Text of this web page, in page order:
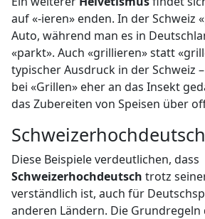
auf «-ieren» enden. In der Schweiz
Auto, während man es in
«parkt». Auch «grillieren» statt
typischer Ausdruck in der Schweiz
bei «Grillen» eher an das Insekt
das Zubereiten von Speisen über
Diese Beispiele verdeutlichen, dass
Schweizerhochdeutsch trotz
verständlich ist, auch für
anderen Ländern. Die